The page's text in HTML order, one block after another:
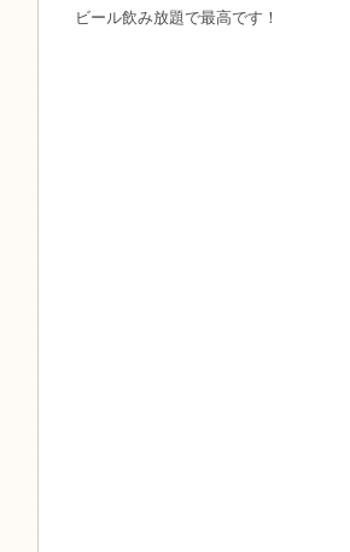
ビール飲み放題で最高です！